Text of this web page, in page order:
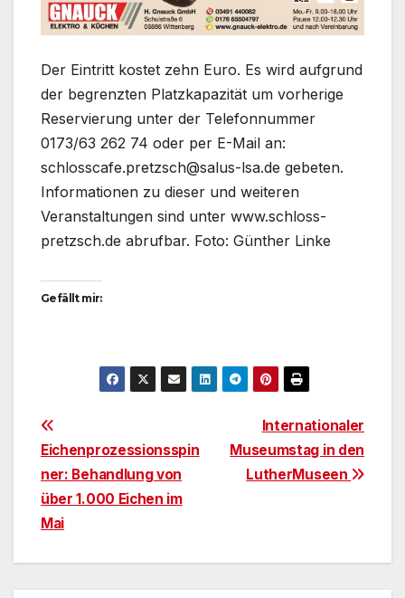
Der Eintritt kostet zehn Euro. Es wird aufgrund
der begrenzten Platzkapazität um vorherige
Reservierung unter der Telefonnummer
0173/63 262 74 oder per E-Mail an:
schlosscafe.pretzsch@salus-lsa.de gebeten.
Informationen zu dieser und weiteren
Veranstaltungen sind unter www.schloss-
pretzsch.de abrufbar. Foto: Günther Linke
Gefällt mir:
BeitragsnavigationInternationaler
Museumstag in den
LutherMuseen
Eichenprozessionsspin
ner: Behandlung von
über 1.000 Eichen im
Mai